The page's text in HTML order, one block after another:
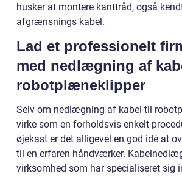
husker at montere kanttråd, også
afgrænsnings kabel.
Lad et professionelt
med nedlægning af
robotplæneklipper
Selv om nedlægning af kabel til
virke som en forholdsvis enkelt
øjekast er det alligevel en god idé at
til en erfaren håndværker.
virksomhed som har specialiseret sig